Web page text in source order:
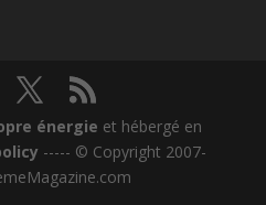
énergie et hébergé en
----- © Copyright 2007-